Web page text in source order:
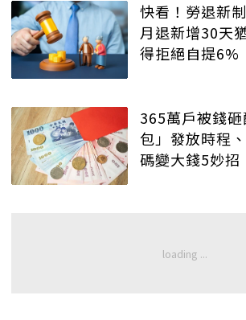
快看！勞退新
月退新增30天
得拒絕自提6%
365萬戶被錢
包」發放時程
碼變大錢5妙招